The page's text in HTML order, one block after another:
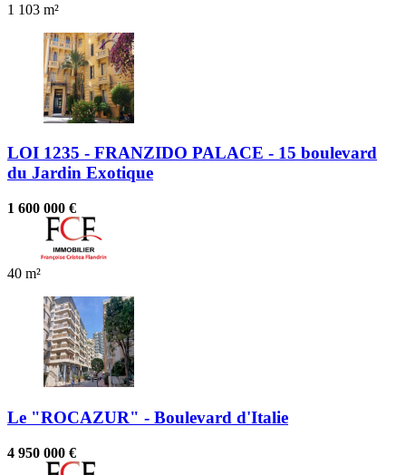
1 103 m²
LOI 1235 - FRANZIDO PALACE - 15 boulevard
du Jardin Exotique
1 600 000 €
40 m²
Le "ROCAZUR" - Boulevard d'Italie
4 950 000 €